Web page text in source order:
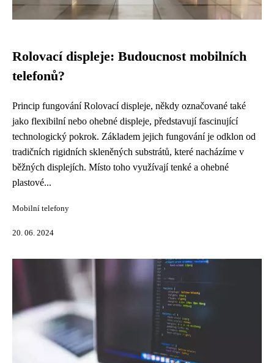
Rolovací displeje: Budoucnost mobilních
telefonů?
Princip fungování Rolovací displeje, někdy označované také
jako flexibilní nebo ohebné displeje, představují fascinující
technologický pokrok. Základem jejich fungování je odklon od
tradičních rigidních skleněných substrátů, které nacházíme v
běžných displejích. Místo toho využívají tenké a ohebné
plastové...
Mobilní telefony
20. 06. 2024